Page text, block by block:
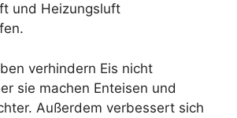
und Heizungsluft
verhindern Eis nicht
sie machen Enteisen und
Außerdem verbessert sich